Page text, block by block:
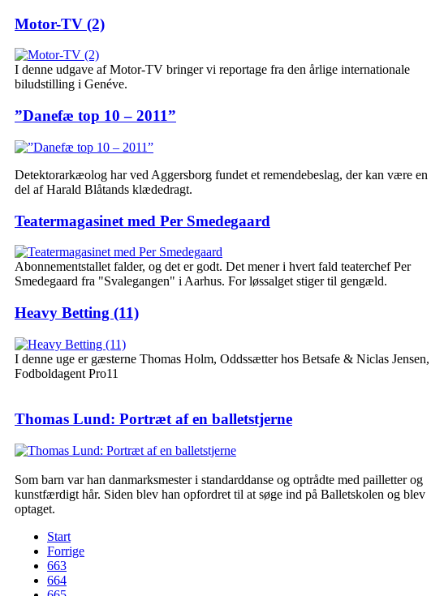
Motor-TV (2)
I denne udgave af Motor-TV bringer vi reportage fra den årlige internationale
biludstilling i Genéve.
”Danefæ top 10 – 2011”
Detektorarkæolog har ved Aggersborg fundet et remendebeslag, der kan være en
del af Harald Blåtands klædedragt.
Teatermagasinet med Per Smedegaard
Abonnementstallet falder, og det er godt. Det mener i hvert fald teaterchef Per
Smedegaard fra "Svalegangen" i Aarhus. For løssalget stiger til gengæld.
Heavy Betting (11)
I denne uge er gæsterne Thomas Holm, Oddssætter hos Betsafe & Niclas Jensen,
Fodboldagent Pro11
Thomas Lund: Portræt af en balletstjerne
Som barn var han danmarksmester i standarddanse og optrådte med pailletter og
kunstfærdigt hår. Siden blev han opfordret til at søge ind på Balletskolen og blev
optaget.
Start
Forrige
663
664